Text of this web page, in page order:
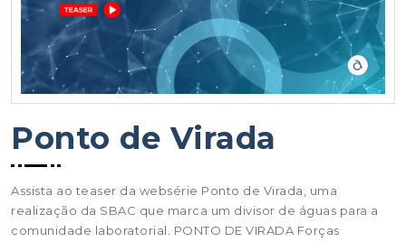
Ponto de Virada
Assista ao teaser da websérie Ponto de Virada, uma
realização da SBAC que marca um divisor de águas para a
comunidade laboratorial. PONTO DE VIRADA Forças